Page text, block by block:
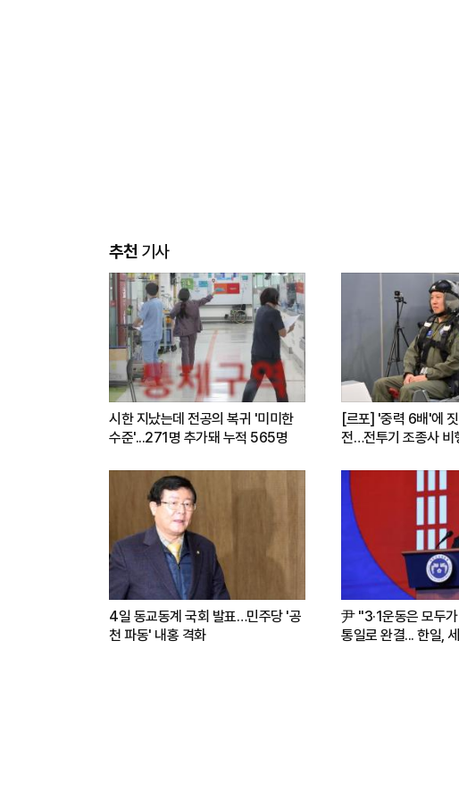
추천기사
시한 지났는데 전공의 복귀 '미미한
수준'...271명 추가돼 누적 565명
[르포] '중력 6배'에
전…전투기 조종사 비
4일 동교동계 국회 발표…민주당 '공
천 파동' 내홍 격화
尹 "3·1운동은 모두
통일로 완결... 한일,